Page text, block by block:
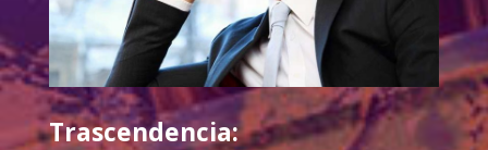
Trascendencia: